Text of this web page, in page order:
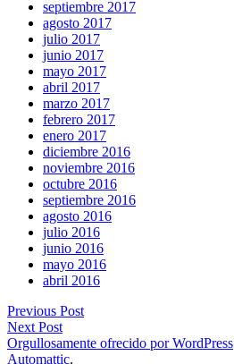
septiembre 2017
agosto 2017
julio 2017
junio 2017
mayo 2017
abril 2017
marzo 2017
febrero 2017
enero 2017
diciembre 2016
noviembre 2016
octubre 2016
septiembre 2016
agosto 2016
julio 2016
junio 2016
mayo 2016
abril 2016
Navegación
de
Previous PostLa
en
Next PostLa
pandemia
en
Orgullosamente ofrecido por WordPress
Automattic.